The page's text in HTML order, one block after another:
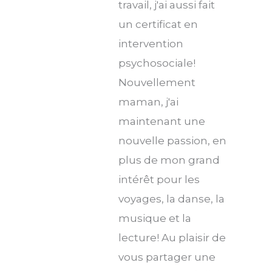
travail, j'ai aussi fait
un certificat en
intervention
psychosociale!
Nouvellement
maman, j'ai
maintenant une
nouvelle passion, en
plus de mon grand
intérêt pour les
voyages, la danse, la
musique et la
lecture! Au plaisir de
vous partager une